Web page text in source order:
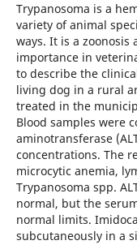
Trypanosoma is a
variety of animal
ways. It is a
importance in
to describe the
living dog in a rural
treated in the
Blood samples were
aminotransferase
concentrations. The
microcytic anemia,
Trypanosoma spp.
normal, but the
normal limits.
subcutaneously in a